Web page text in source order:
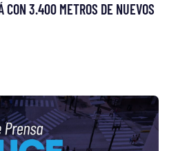
CON 3.400 METROS DE NUEVOS